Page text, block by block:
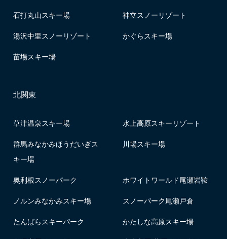
石打丸山スキー場 神立スノーリゾート
湯沢中里スノーリゾート かぐらスキー場
苗場スキー場
北関東
草津温泉スキー場 水上高原スキーリゾート
群馬みなかみほうだいぎス
キー場
川場スキー場
奥利根スノーパーク ホワイトワールド尾瀬岩鞍
ノルンみなかみスキー場 スノーパーク尾瀬戸倉
たんばらスキーパーク かたしな高原スキー場